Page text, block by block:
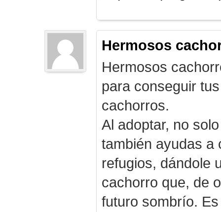
Hermosos
Hermosos
para conseguir
cachorros.
Al adoptar, no
también ayudas a
refugios, dándole
cachorro que, de
futuro sombrío.